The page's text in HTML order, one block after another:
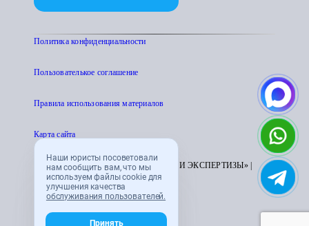
Наши юристы посоветовали
нам сообщить вам, что мы
используем файлы cookie для
улучшения качества
обслуживания пользователей.
Принять
Политика конфиденциальности
Пользователькое соглашение
Правила использования материалов
Карта сайта
© 1995 - 2026 «ЦЕНТР АТТЕСТАЦИИ И ЭКСПЕРТИЗЫ» |
CENTRATTEK.RU